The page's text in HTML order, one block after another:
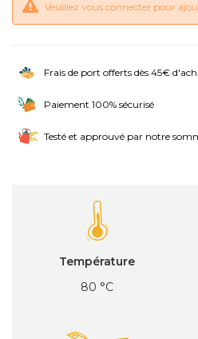
Veuillez vous connecter pour
Frais de port offerts dès 45€
Paiement 100% sécurisé
Testé et approuvé par notre
Température
80 °C